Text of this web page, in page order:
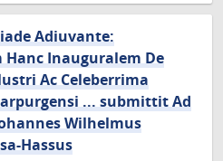
Adiuvante:
Inauguralem De
Ac Celeberrima
... submittit Ad
Wilhelmus
Hassus